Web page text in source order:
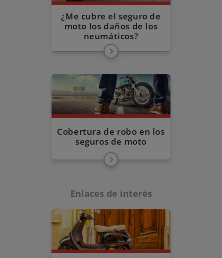
¿Me cubre el seguro de
moto los daños de los
neumáticos?
Cobertura de robo en los
seguros de moto
Enlaces de interés